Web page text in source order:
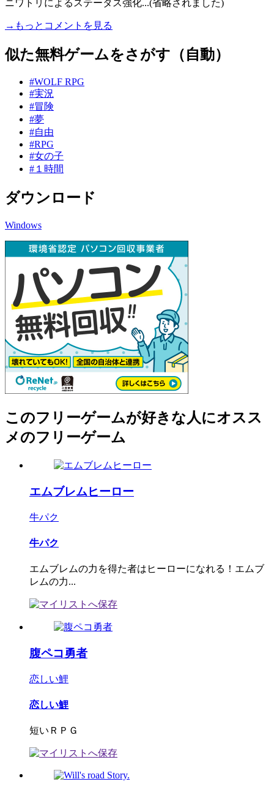
ニワトリによるステータス強化...(省略されました)
→もっとコメントを見る
似た無料ゲームをさがす（自動）
#WOLF RPG
#実況
#冒険
#夢
#自由
#RPG
#女の子
#１時間
ダウンロード
Windows
このフリーゲームが好きな人にオスス
メのフリーゲーム
エムブレムヒーロー
牛パク
牛パク
エムブレムの力を得た者はヒーローになれる！エムブ
レムの力...
腹ペコ勇者
恋しい鯉
恋しい鯉
短いＲＰＧ